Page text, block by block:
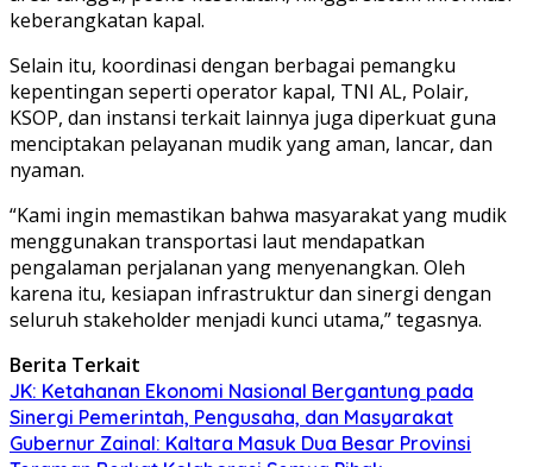
keberangkatan kapal.
Selain itu, koordinasi dengan berbagai pemangku
kepentingan seperti operator kapal, TNI AL, Polair,
KSOP, dan instansi terkait lainnya juga diperkuat guna
menciptakan pelayanan mudik yang aman, lancar, dan
nyaman.
“Kami ingin memastikan bahwa masyarakat yang mudik
menggunakan transportasi laut mendapatkan
pengalaman perjalanan yang menyenangkan. Oleh
karena itu, kesiapan infrastruktur dan sinergi dengan
seluruh stakeholder menjadi kunci utama,” tegasnya.
Berita Terkait
JK: Ketahanan Ekonomi Nasional Bergantung pada
Sinergi Pemerintah, Pengusaha, dan Masyarakat
Gubernur Zainal: Kaltara Masuk Dua Besar Provinsi